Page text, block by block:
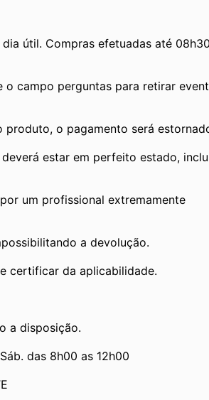
útil. Compras efetuadas até
campo perguntas para retirar
o pagamento será
estar em perfeito estado,
um profissional extremamente
a devolução.
certificar da aplicabilidade.
a disposição.
das 8h00 as 12h00